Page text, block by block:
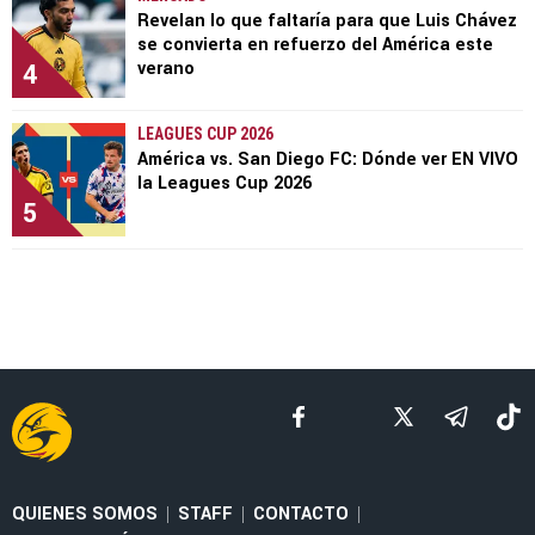
4
Revelan lo que faltaría para que Luis Chávez
se convierta en refuerzo del América este
verano
5
LEAGUES CUP 2026
América vs. San Diego FC: Dónde ver EN VIVO
la Leagues Cup 2026
QUIENES SOMOS | STAFF | CONTACTO |